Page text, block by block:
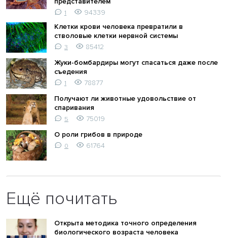
1
94339
Клетки крови человека превратили в
стволовые клетки нервной системы
3
85412
Жуки-бомбардиры могут спасаться даже после
съедения
1
78877
Получают ли животные удовольствие от
спаривания
5
75019
О роли грибов в природе
0 61764
Ещё почитать
Открыта методика точного определения
биологического возраста человека